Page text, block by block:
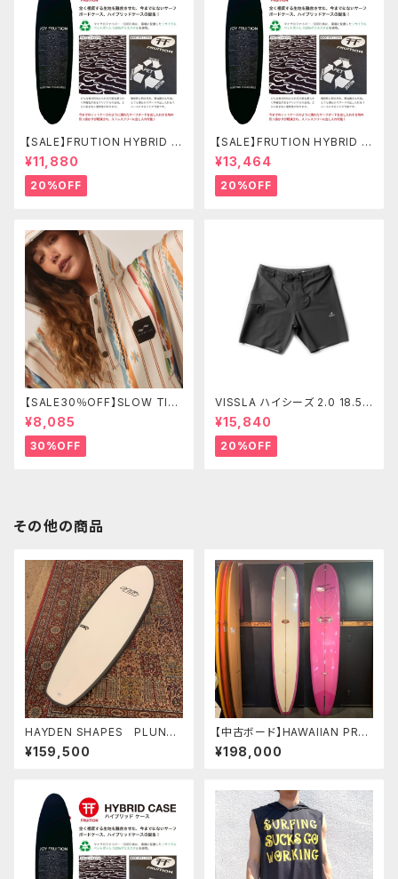
【SALE】FRUTION HYBRID C
ASE 7'6" FUN ハイブリッドケ
ース
¥11,880
20%OFF
【SALE】FRUTION HYBRID C
ASE 9'6" LONG ハイブリッド
ケース
¥13,464
20%OFF
【SALE30％OFF】SLOW TID
E Harlow Quick-Dry Chan
ging Poncho L/XL
¥8,085
30%OFF
VISSLA ハイシーズ 2.0 18.5”
ボードショーツ メンズ サーフ
パンツ 水着 ヴィスラ ボードシ
ョーツ
¥15,840
20%OFF
その他の商品
HAYDEN SHAPES PLUNDE
R FUTURE FLEX ヘイデン
シェイプス ヒプトクリプト 小
¥159,500
【中古ボード】HAWAIIAN PRO
DESIGNS NR-2 9'6"ドナルド
タカヤマ シェイプ
¥198,000